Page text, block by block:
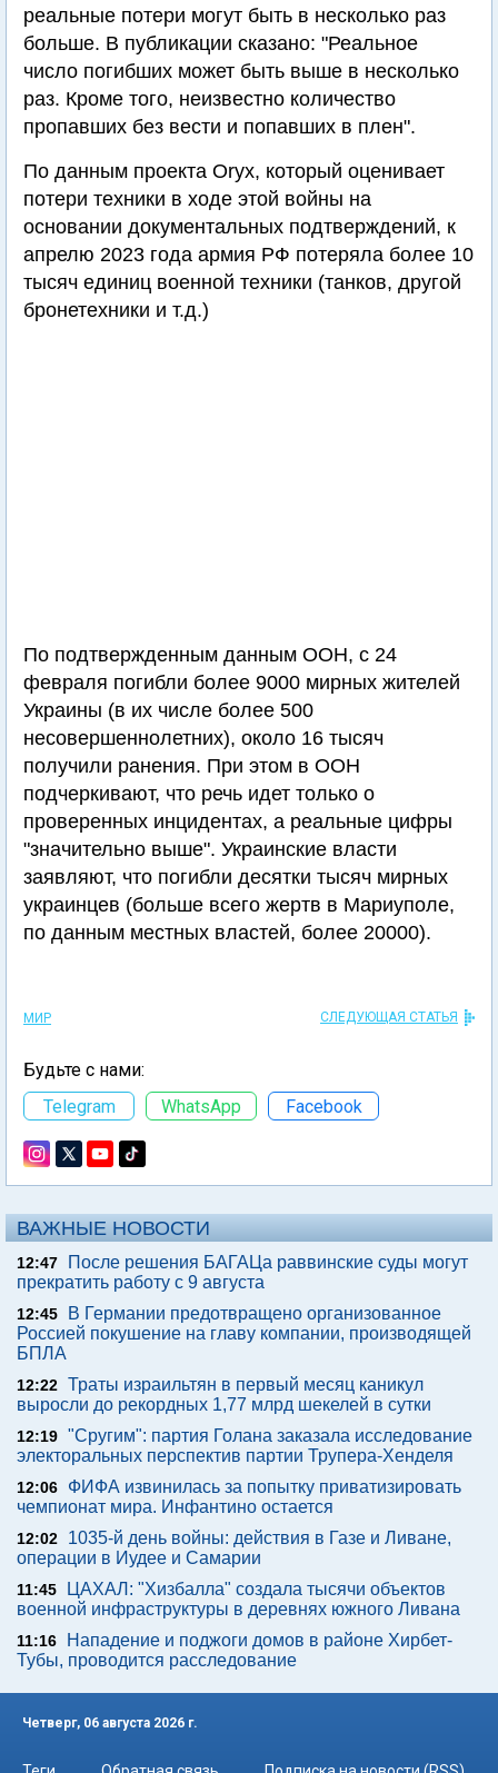
реальные потери могут быть в несколько раз
больше. В публикации сказано: "Реальное
число погибших может быть выше в несколько
раз. Кроме того, неизвестно количество
пропавших без вести и попавших в плен".
По данным проекта Oryx, который оценивает
потери техники в ходе этой войны на
основании документальных подтверждений, к
апрелю 2023 года армия РФ потеряла более 10
тысяч единиц военной техники (танков, другой
бронетехники и т.д.)
По подтвержденным данным ООН, с 24
февраля погибли более 9000 мирных жителей
Украины (в их числе более 500
несовершеннолетних), около 16 тысяч
получили ранения. При этом в ООН
подчеркивают, что речь идет только о
проверенных инцидентах, а реальные цифры
"значительно выше". Украинские власти
заявляют, что погибли десятки тысяч мирных
украинцев (больше всего жертв в Мариуполе,
по данным местных властей, более 20000).
МИР СЛЕДУЮЩАЯ СТАТЬЯ
Будьте с нами:
Telegram
WhatsApp Facebook
ВАЖНЫЕ НОВОСТИ
12:47
После решения БАГАЦа раввинские суды могут
прекратить работу с 9 августа
12:45
В Германии предотвращено организованное
Россией покушение на главу компании, производящей
БПЛА
12:22 Траты израильтян в первый месяц каникул
выросли до рекордных 1,77 млрд шекелей в сутки
12:19 "Сругим": партия Голана заказала исследование
электоральных перспектив партии Трупера-Хенделя
12:06
ФИФА извинилась за попытку приватизировать
чемпионат мира. Инфантино остается
12:02
1035-й день войны: действия в Газе и Ливане,
операции в Иудее и Самарии
11:45
ЦАХАЛ: "Хизбалла" создала тысячи объектов
военной инфраструктуры в деревнях южного Ливана
11:16
Нападение и поджоги домов в районе Хирбет-
Тубы, проводится расследование
Четверг, 06 августа 2026 г.